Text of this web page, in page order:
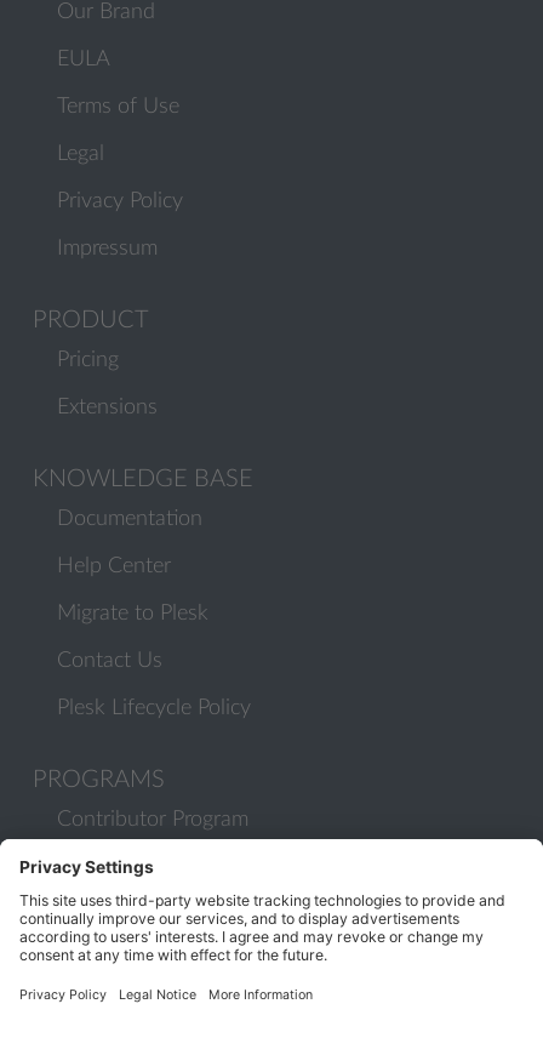
Our Brand
EULA
Terms of Use
Legal
Privacy Policy
Impressum
PRODUCT
Pricing
Extensions
KNOWLEDGE BASE
Documentation
Help Center
Migrate to Plesk
Contact Us
Plesk Lifecycle Policy
PROGRAMS
Contributor Program
Partner Program
COMMUNITY